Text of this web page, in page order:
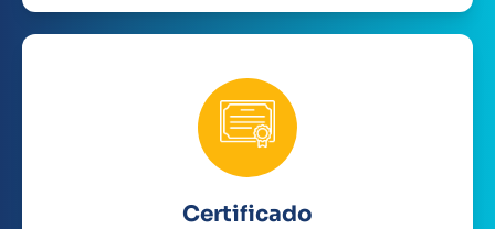
Certificado